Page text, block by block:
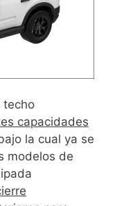
techo
capacidades
la cual ya se
modelos de